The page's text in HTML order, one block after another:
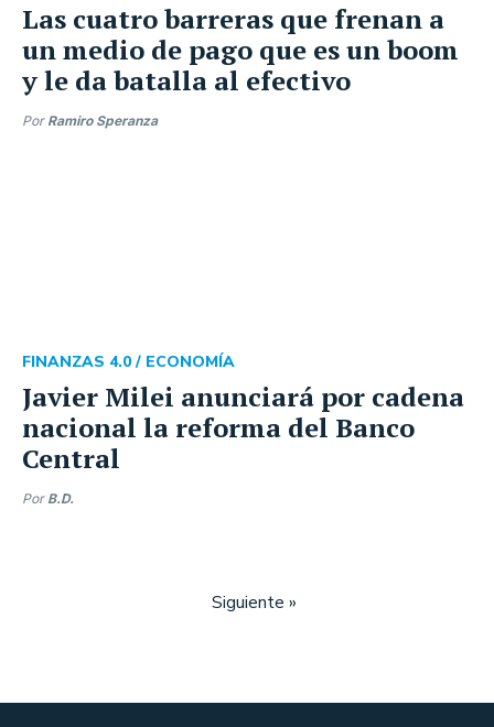
Las cuatro barreras que frenan a
un medio de pago que es un boom
y le da batalla al efectivo
Por Ramiro Speranza
Javier Milei anunciará por cadena
nacional la reforma del Banco
Central
FINANZAS 4.0 / ECONOMÍA
Por B.D.
Siguiente »